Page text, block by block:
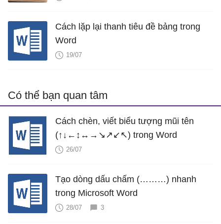
Cách lặp lại thanh tiêu đề bảng trong
Word
19/07
Có thể bạn quan tâm
Cách chèn, viết biểu tượng mũi tên
(↑↓←↕↔→↘↗↙↖) trong Word
26/07
Tạo dòng dấu chấm (………) nhanh
trong Microsoft Word
28/07 3